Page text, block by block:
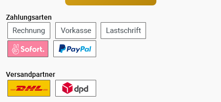
Zahlungsarten
Versandpartner